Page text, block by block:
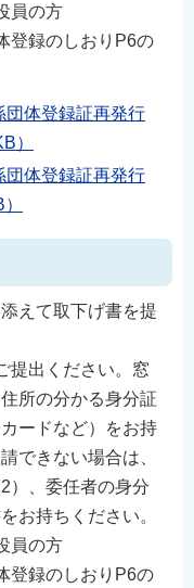
員の方
登録のしおりP6の
団体登録証再発行
）
団体登録証再発行
えて取下げ書を提
提出ください。窓
所の分かる身分証
ードなど）をお持
できない場合は、
）、委任者の身分
お持ちください。
員の方
登録のしおりP6の